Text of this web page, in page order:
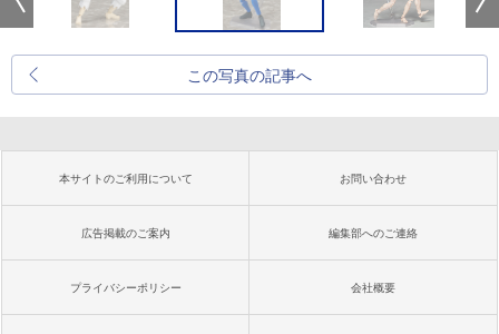
この写真の記事へ
本サイトのご利用について お問い合わせ
広告掲載のご案内 編集部へのご連絡
プライバシーポリシー 会社概要